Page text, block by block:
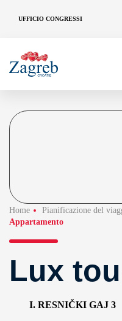
UFFICIO CONGRESSI
Home Pianificazione del
Appartamento
Lux
I. RESNIČKI GAJ 3